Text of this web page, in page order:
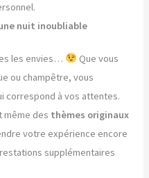
nuit inoubliable
les envies…
Que vous
ou champêtre, vous
correspond à vos attentes.
même des thèmes originaux
votre expérience encore
supplémentaires